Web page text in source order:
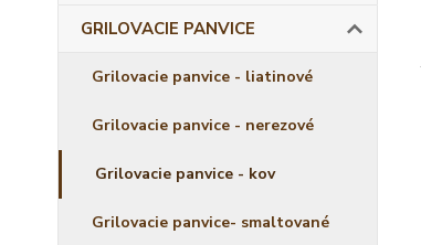
GRILOVACIE PANVICE
Grilovacie panvice - liatinové
Grilovacie panvice - nerezové
Grilovacie panvice - kov
Grilovacie panvice- smaltované